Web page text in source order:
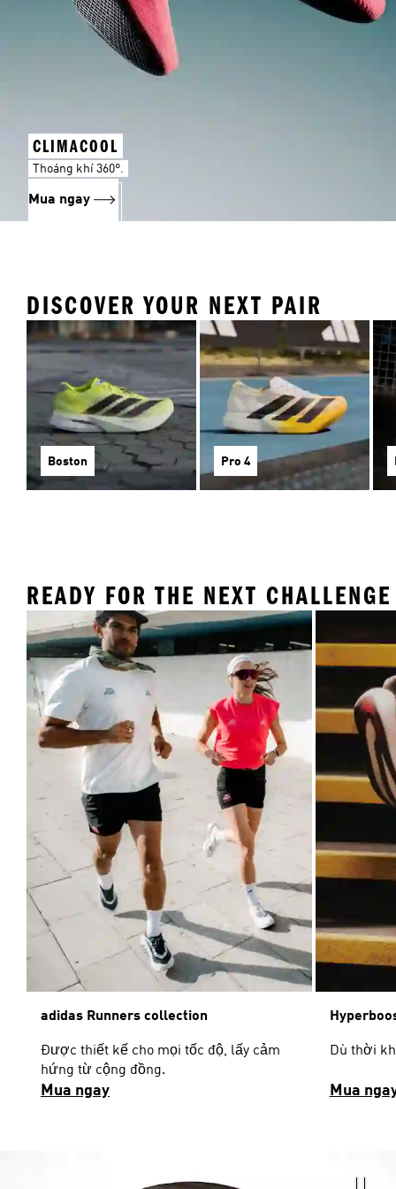
CLIMACOOL
Thoáng khí 360°.
Mua ngay
DISCOVER YOUR NEXT PAIR
Boston Pro 4
READY FOR THE NEXT CHALLENGE
adidas Runners collection
Được thiết kế cho mọi tốc độ, lấy cảm
hứng từ cộng đồng.
Mua ngay
Dù thời
Mua